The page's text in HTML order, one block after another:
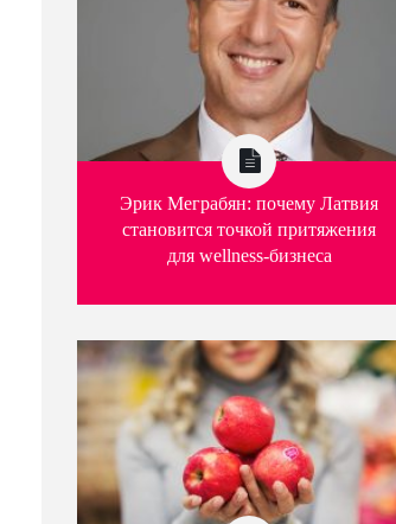
Эрик Меграбян: почему Латвия
становится точкой притяжения
для wellness-бизнеса